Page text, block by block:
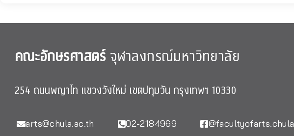
คณะอักษรศาสตร์จุฬาลงกรณ์มหาวิทยาลัย
254 ถนนพญาไท แขวงวังใหม่ เขตปทุมวัน กรุงเทพฯ 10330
arts@chula.ac.th 02-2184969 @facultyofarts.chula